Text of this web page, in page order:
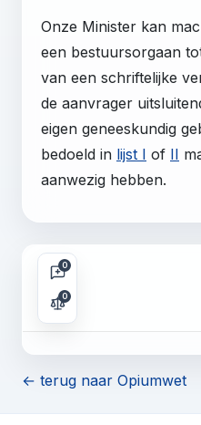
Onze Minister kan
een bestuursorgaan
van een schriftelijke
de aanvrager
eigen geneeskundig
bedoeld in lijst I of II
aanwezig hebben.
0
0
← terug naar Opiumwet